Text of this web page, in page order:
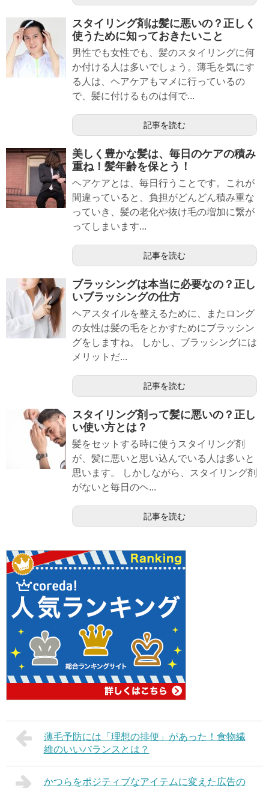
スタイリング剤は髪に悪いの？正しく
使うために知っておきたいこと
男性でも女性でも、髪のスタイリングに何
か付ける人は多いでしょう。薄毛を気にす
る人は、ヘアケアもマメに行っているの
で、髪に付けるものは何で...
記事を読む
美しく豊かな髪は、毎日のケアの積み
重ね！髪年齢を保とう！
ヘアケアとは、毎日行うことです。これが
間違っていると、負担がどんどん積み重な
っていき、髪の老化や抜け毛の増加に繋が
ってしまいます...
記事を読む
ブラッシングは本当に必要なの？正し
いブラッシングの仕方
ヘアスタイルを整えるために、またロング
の女性は髪の毛をとかすためにブラッシン
グをしますね。 しかし、ブラッシングには
メリットだ...
記事を読む
スタイリング剤って髪に悪いの？正し
い使い方とは？
髪をセットする時に使うスタイリング剤
が、髪に悪いと思い込んでいる人は多いと
思います。 しかしながら、スタイリング剤
がないと毎日のヘ...
記事を読む
薄毛予防には「理想の排便」があった！食物繊
維のいいバランスとは？
かつらをポジティブなアイテムに変えた広告の